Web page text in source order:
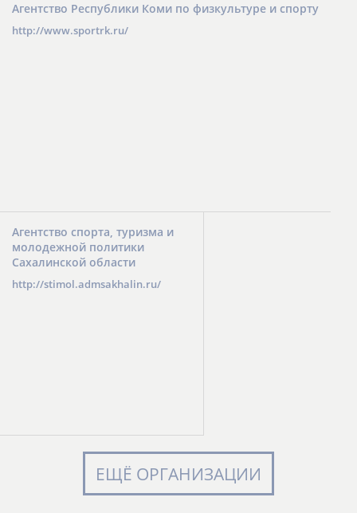
Агентство Республики Коми по физкультуре и спорту
http://www.sportrk.ru/
Агентство спорта, туризма и
молодежной политики
Сахалинской области
http://stimol.admsakhalin.ru/
ЕЩЁ ОРГАНИЗАЦИИ